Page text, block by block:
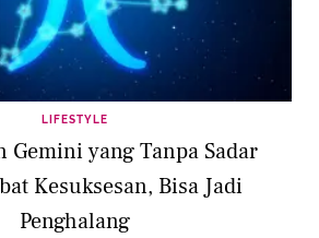
LIFESTYLE
Gemini yang Tanpa Sadar
Kesuksesan, Bisa Jadi
Penghalang